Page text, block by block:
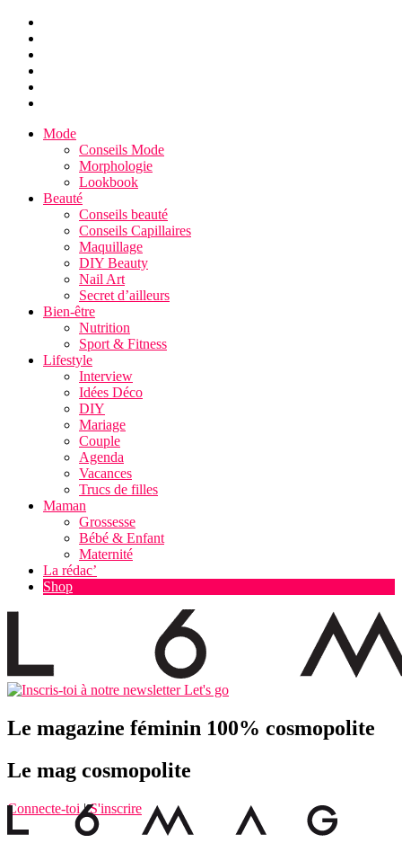
Mode
Conseils Mode
Morphologie
Lookbook
Beauté
Conseils beauté
Conseils Capillaires
Maquillage
DIY Beauty
Nail Art
Secret d’ailleurs
Bien-être
Nutrition
Sport & Fitness
Lifestyle
Interview
Idées Déco
DIY
Mariage
Couple
Agenda
Vacances
Trucs de filles
Maman
Grossesse
Bébé & Enfant
Maternité
La rédac’
Shop
Let's go
Le magazine féminin 100% cosmopolite
Le mag cosmopolite
Connecte-toi|S'inscrire